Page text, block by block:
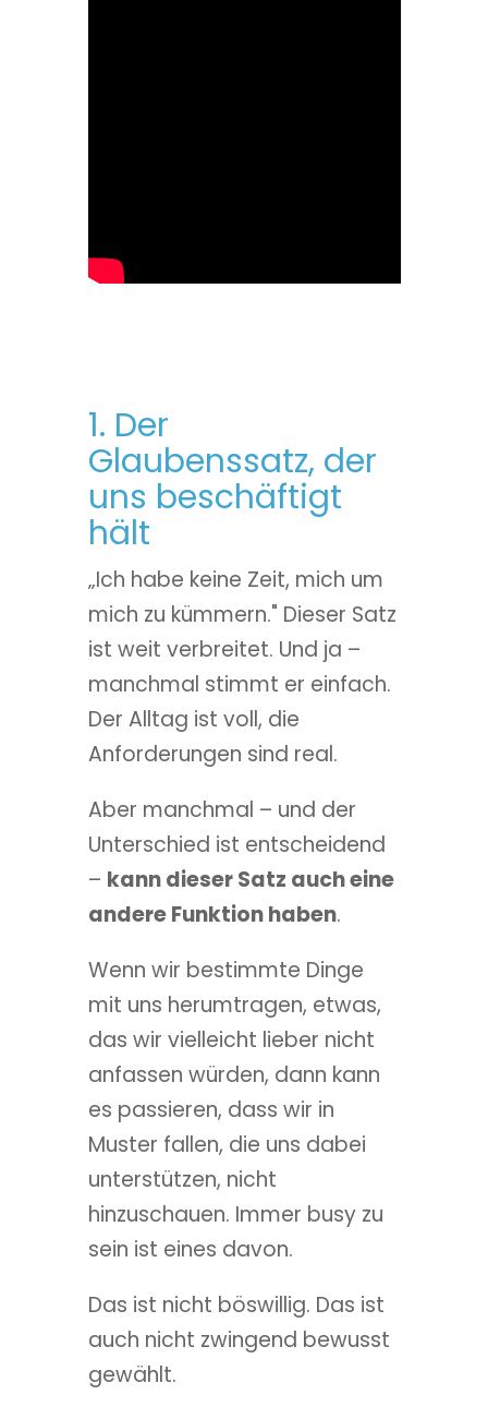
1. Der
Glaubenssatz, der
uns beschäftigt
hält
„Ich habe keine Zeit, mich um
mich zu kümmern." Dieser Satz
ist weit verbreitet. Und ja –
manchmal stimmt er einfach.
Der Alltag ist voll, die
Anforderungen sind real.
Aber manchmal – und der
Unterschied ist entscheidend
– kann dieser Satz auch eine
andere Funktion haben.
Wenn wir bestimmte Dinge
mit uns herumtragen, etwas,
das wir vielleicht lieber nicht
anfassen würden, dann kann
es passieren, dass wir in
Muster fallen, die uns dabei
unterstützen, nicht
hinzuschauen. Immer busy zu
sein ist eines davon.
Das ist nicht böswillig. Das ist
auch nicht zwingend bewusst
gewählt.